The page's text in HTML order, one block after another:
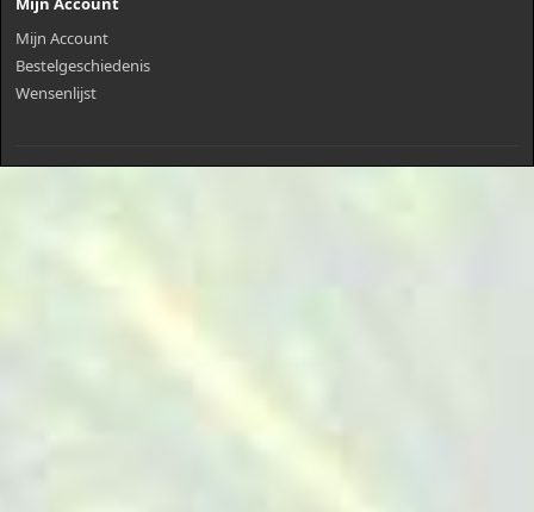
Mijn Account
Bestelgeschiedenis
Wensenlijst